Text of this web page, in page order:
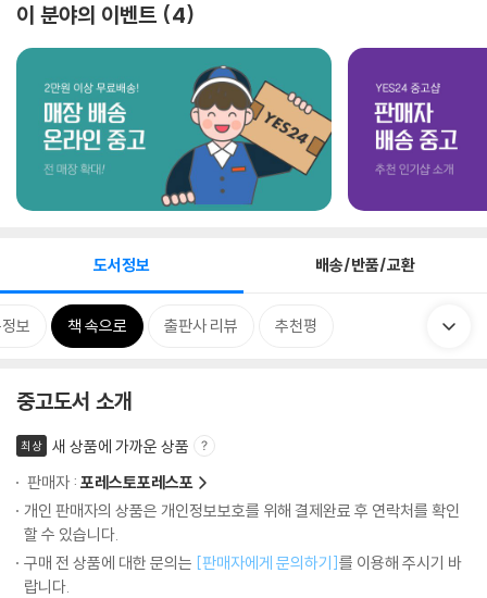
이 분야의 이벤트 4
도서정보 배송/반품/교환
보 책 속으로 출판사 리뷰 추천평
중고도서 소개
최상
새 상품에 가까운 상품
판매자 : 포레스토포레스포
개인 판매자의 상품은 개인정보보호를 위해 결제완료 후 연락처를 확인
할 수 있습니다.
구매 전 상품에 대한 문의는 [판매자에게 문의하기]를 이용해 주시기 바
랍니다.